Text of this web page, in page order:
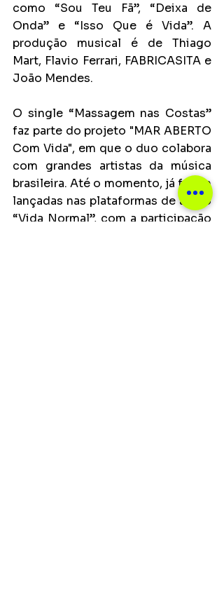
como “Sou Teu Fã”, “Deixa de
Onda” e “Isso Que é Vida”. A
produção musical é de Thiago
Mart, Flavio Ferrari, FABRICASITA e
João Mendes.
O single “Massagem nas Costas”
faz parte do projeto "MAR ABERTO
Com Vida", em que o duo colabora
com grandes artistas da música
brasileira. Até o momento, já foram
lançadas nas plataformas de áudio
“Vida Normal”, com a participação